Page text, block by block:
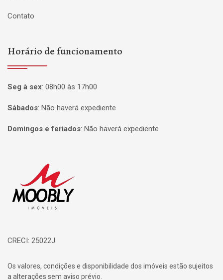
Contato
Horário de funcionamento
Seg à sex: 08h00 às 17h00
Sábados: Não haverá expediente
Domingos e feriados: Não haverá expediente
CRECI: 25022J
Os valores, condições e disponibilidade dos imóveis estão sujeitos
a alterações sem aviso prévio.